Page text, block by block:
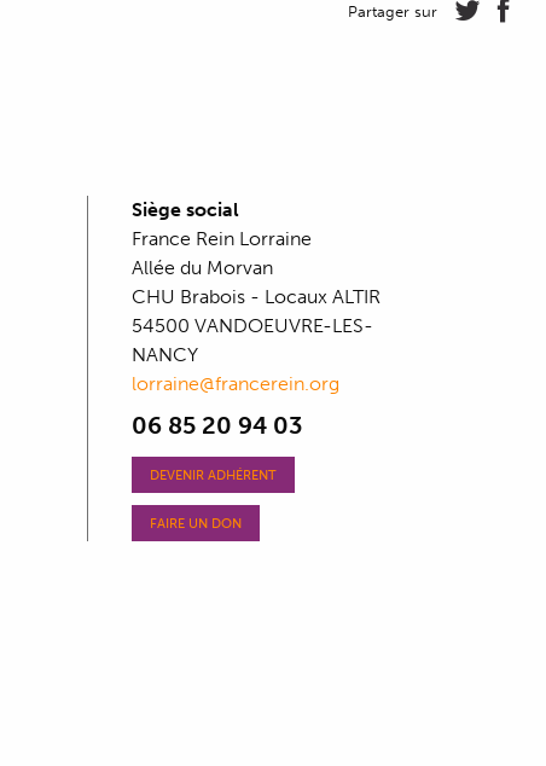
Partager sur
Siège social
France Rein Lorraine
Allée du Morvan
CHU Brabois - Locaux ALTIR
54500 VANDOEUVRE-LES-
NANCY
lorraine@francerein.org
06 85 20 94 03
DEVENIR ADHÉRENT
FAIRE UN DON